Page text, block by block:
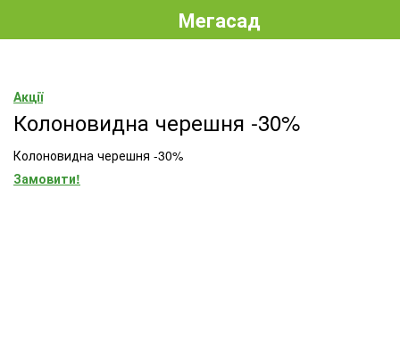
Мегасад
Акції
Колоновидна черешня -30%
Колоновидна черешня -30%
Замовити!